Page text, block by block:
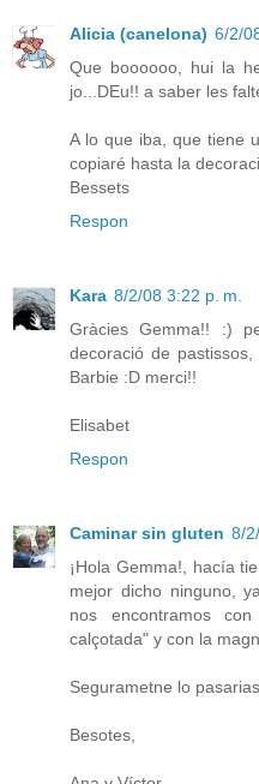
Alicia (canelona) 6/2/
Que boooooo, hui la
jo...DEu!! a saber les
A lo que iba, que tiene
copiaré hasta la
Bessets
Respon
Kara 8/2/08 3:22 p. m.
Gràcies Gemma!! :)
decoració de
Barbie :D merci!!
Elisabet
Respon
Caminar sin gluten 8/
¡Hola Gemma!, hacía
mejor dicho ninguno,
nos encontramos
calçotada" y con la
Segurametne lo
Besotes,